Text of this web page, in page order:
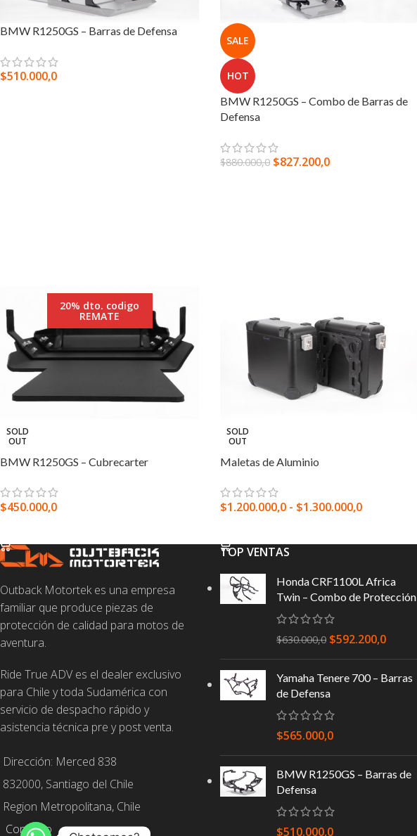
BMW R1250GS – Barras de Defensa
$510.000,0
SALE
HOT
BMW R1250GS – Combo de Barras de
Defensa
$880.000,0 $827.200,0
20% dto. codigo
REMATE
SOLD
OUT
BMW R1250GS – Cubrecarter
$450.000,0
SOLD
OUT
Maletas de Aluminio
$1.200.000,0 - $1.300.000,0
Outback Motortek es una empresa
familiar que produce piezas de
protección de calidad para motos de
aventura.
Ride True ADV es el dealer exclusivo
para Chile y toda Sudamérica con
servicio de despacho rápido y
asistencia técnica pre y post venta.
Dirección: Merced 838
832000, Santiago del Chile
Region Metropolitana, Chile
Contacto
TOP VENTAS
Honda CRF1100L Africa
Twin – Combo de Protección
$630.000,0 $592.200,0
Yamaha Tenere 700 – Barras
de Defensa
$565.000,0
BMW R1250GS – Barras de
Defensa
$510.000,0